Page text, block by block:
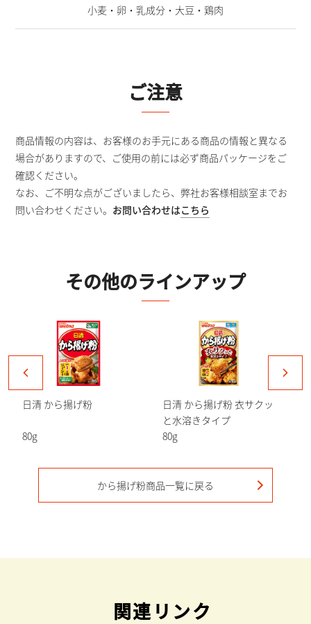
小麦・卵・乳成分・大豆・鶏肉
ご注意
商品情報の内容は、お客様のお手元にある商品の情報と異なる
場合がありますので、ご使用の前には必ず商品パッケージをご
確認ください。
なお、ご不明な点がございましたら、弊社お客様相談室までお
問い合わせください。 お問い合わせはこちら
その他のラインアップ
日清 から揚げ粉
80g
日清 から揚げ粉 衣サクッ
と水溶きタイプ
80g
から揚げ粉商品一覧に戻る
関連リンク